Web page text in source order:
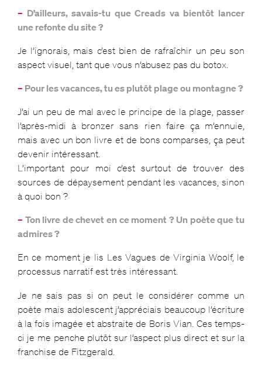
– D’ailleurs, savais-tu que Creads va bientôt lancer
une refonte du site ?
Je l’ignorais, mais c’est bien de rafraîchir un peu son
aspect visuel, tant que vous n’abusez pas du botox.
– Pour les vacances, tu es plutôt plage ou montagne ?
J’ai un peu de mal avec le principe de la plage, passer
l’après-midi à bronzer sans rien faire ça m’ennuie,
mais avec un bon livre et de bons comparses, ça peut
devenir intéressant.
L’important pour moi c’est surtout de trouver des
sources de dépaysement pendant les vacances, sinon
à quoi bon ?
– Ton livre de chevet en ce moment ? Un poète que tu
admires ?
En ce moment je lis Les Vagues de Virginia Woolf, le
processus narratif est très intéressant.
Je ne sais pas si on peut le considérer comme un
poète mais adolescent j’appréciais beaucoup l’écriture
à la fois imagée et abstraite de Boris Vian. Ces temps-
ci je me penche plutôt sur l’aspect plus direct et sur la
franchise de Fitzgerald.